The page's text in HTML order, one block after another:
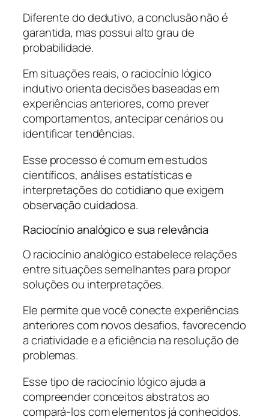
Diferente do dedutivo, a conclusão não é
garantida, mas possui alto grau de
probabilidade.
Em situações reais, o raciocínio lógico
indutivo orienta decisões baseadas em
experiências anteriores, como prever
comportamentos, antecipar cenários ou
identificar tendências.
Esse processo é comum em estudos
científicos, análises estatísticas e
interpretações do cotidiano que exigem
observação cuidadosa.
Raciocínio analógico e sua relevância
O raciocínio analógico estabelece relações
entre situações semelhantes para propor
soluções ou interpretações.
Ele permite que você conecte experiências
anteriores com novos desafios, favorecendo
a criatividade e a eficiência na resolução de
problemas.
Esse tipo de raciocínio lógico ajuda a
compreender conceitos abstratos ao
compará-los com elementos já conhecidos.